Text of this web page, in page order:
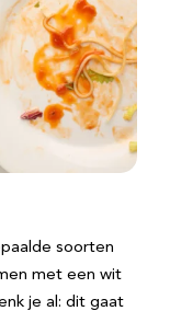
soorten
met een wit
je al: dit gaat